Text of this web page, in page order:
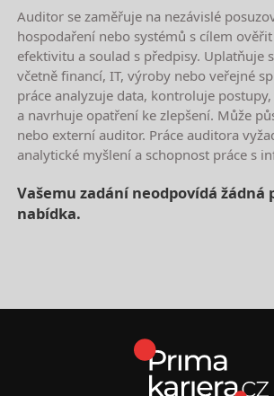
Auditor se zaměřuje na nezávislé
hospodaření nebo systémů s cílem
efektivitu a soulad s předpisy. Uplatňuje
včetně financí, IT, výroby nebo veřejné
práce analyzuje data, kontroluje
a navrhuje opatření ke zlepšení. Může
nebo externí auditor. Práce auditora
analytické myšlení a schopnost práce s
Vašemu zadání neodpovídá žádná
nabídka.